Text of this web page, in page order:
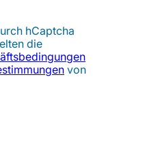
hCaptcha
die
von